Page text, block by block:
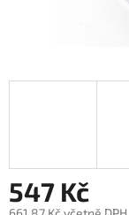
547 Kč